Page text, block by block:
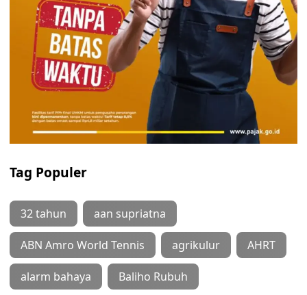
Tag Populer
32 tahun aan supriatna
ABN Amro World Tennis agrikulur AHRT
alarm bahaya Baliho Rubuh